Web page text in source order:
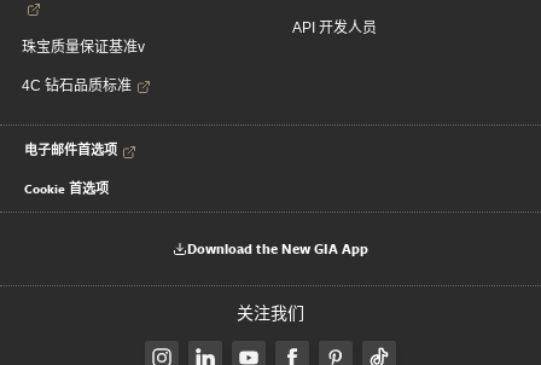
珠宝质量保证基准v
4C 钻石品质标准
API 开发人员
电子邮件首选项
Cookie 首选项
Download the New GIA App
关注我们